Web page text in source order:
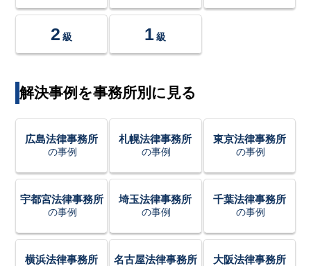
2 級 1 級
解決事例を事務所別に見る
広島法律事務所
の事例
札幌法律事務所
の事例
東京法律事務所
の事例
宇都宮法律事務所
の事例
埼玉法律事務所
の事例
千葉法律事務所
の事例
横浜法律事務所 名古屋法律事務所 大阪法律事務所